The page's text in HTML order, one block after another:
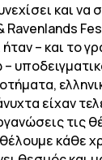
και να
Ravenlands
– και το
είχαν
τις
κάθε